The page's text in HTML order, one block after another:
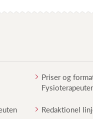
Priser og
Redaktionel